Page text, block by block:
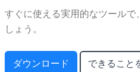
すぐに使える実用的なツールで
しょう。
ダウンロード できること